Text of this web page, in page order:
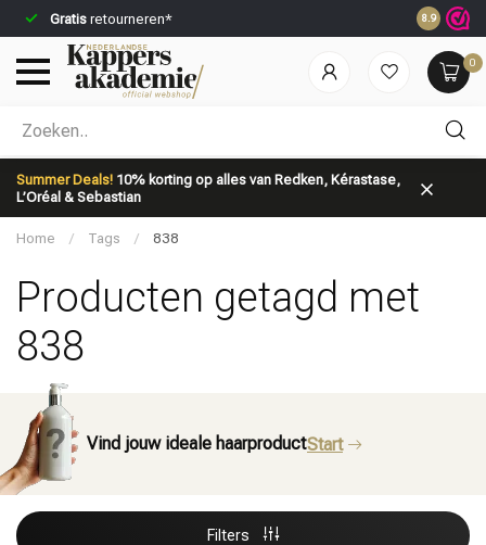
Gratis retourneren* Voor
8.9
0
Summer Deals! 10% korting op alles van Redken, Kérastase,
L’Oréal & Sebastian
Welke categorie ben jij naar op zoek?
Merken
Home / Tags / 838
Producten getagd met
838
Vind jouw ideale haarproductStart
Filters